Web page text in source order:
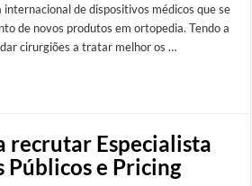
de dispositivos médicos que se
de novos produtos em ortopedia. Tendo a
cirurgiões a tratar melhor os …
recrutar Especialista
Públicos e Pricing